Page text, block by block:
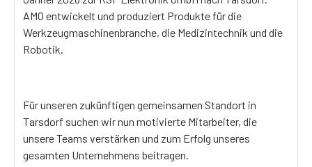
AMO entwickelt und produziert Produkte für die
Werkzeugmaschinenbranche, die Medizintechnik und die
Robotik.
Für unseren zukünftigen gemeinsamen Standort in
Tarsdorf suchen wir nun motivierte Mitarbeiter, die
unsere Teams verstärken und zum Erfolg unseres
gesamten Unternehmens beitragen.